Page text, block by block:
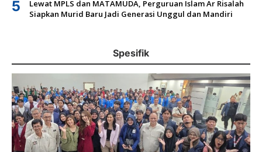
5
Lewat MPLS dan MATAMUDA, Perguruan Islam Ar Risalah
Siapkan Murid Baru Jadi Generasi Unggul dan Mandiri
Spesifik